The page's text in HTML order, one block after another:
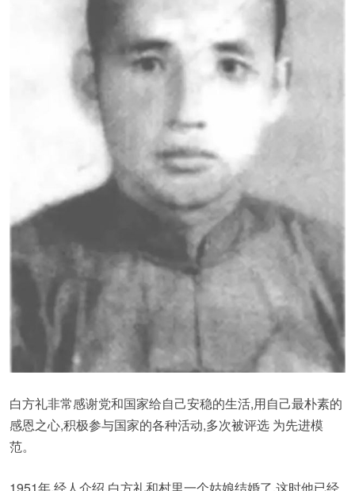
白方礼非常感谢党和国家给自己安稳的生活,用自己最朴素的
感恩之心,积极参与国家的各种活动,多次被评选 为先进模
范。